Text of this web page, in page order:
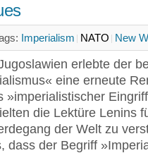
Imperialism NATO New
erlebte der
eine erneute
»imperialistischer
die Lektüre Lenins
der Welt zu
dass der Begriff